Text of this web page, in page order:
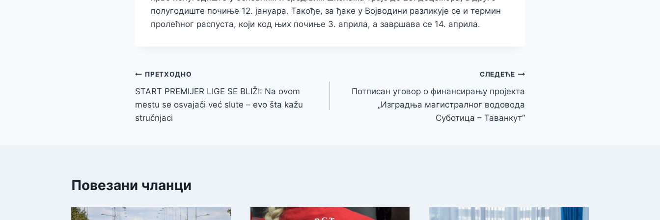
полугодиште почиње 12. јануара. Такође, за ђаке у Војводини разликује се и термин
пролећног распуста, који код њих почиње 3. априла, а завршава се 14. априла.
Кретање
чланка
ПРЕТХОДНО
START PREMIJER LIGE SE BLIŽI: Na ovom
mestu se osvajači već slute – evo šta kažu
stručnjaci
СЛЕДЕЋЕ
Потписан уговор о финансирању пројекта
„Изградња магистралног водовода
Суботица – Таванкут“
Повезани чланци